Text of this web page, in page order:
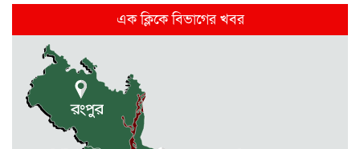
দিল্লিতে হাসিনার গণমাধ্যমে ভাষণ নিয়ে যা
বলছে ভারত
রাজধানীর তিন ক্যাম্পাসে ছাত্রদল-
ছাত্রশিবির দফায় দফায় সংঘর্ষ
এক ক্লিকে বিভাগের খবর